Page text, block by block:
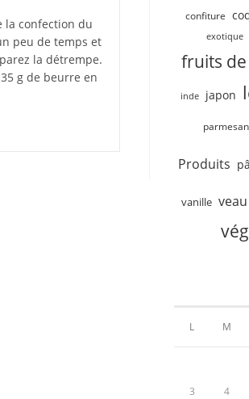
la confection du
peu de temps et
la détrempe.
g de beurre en
confiture
exotique
fruits
inde japon
parmesan
Produits
vanille veau
L M
3 4